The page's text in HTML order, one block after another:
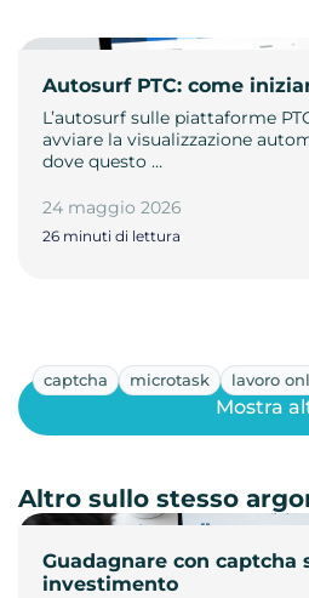
Autosurf PTC: come
L’autosurf sulle piattaforme
avviare la visualizzazione
dove questo …
24 maggio 2026
26 minuti di lettura
captcha microtask lavoro
Guadagnare con captcha
investimento
Mostra
Altro sullo stesso